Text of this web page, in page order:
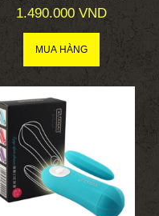
1.490.000 VND